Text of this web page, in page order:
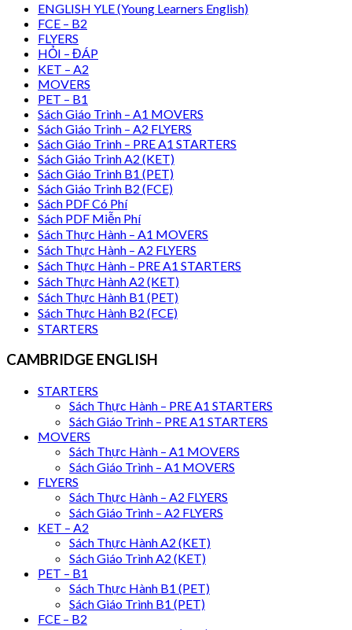
ENGLISH YLE (Young Learners English)
FCE – B2
FLYERS
HỎI – ĐÁP
KET – A2
MOVERS
PET – B1
Sách Giáo Trình – A1 MOVERS
Sách Giáo Trình – A2 FLYERS
Sách Giáo Trình – PRE A1 STARTERS
Sách Giáo Trình A2 (KET)
Sách Giáo Trình B1 (PET)
Sách Giáo Trình B2 (FCE)
Sách PDF Có Phí
Sách PDF Miễn Phí
Sách Thực Hành – A1 MOVERS
Sách Thực Hành – A2 FLYERS
Sách Thực Hành – PRE A1 STARTERS
Sách Thực Hành A2 (KET)
Sách Thực Hành B1 (PET)
Sách Thực Hành B2 (FCE)
STARTERS
CAMBRIDGE ENGLISH
STARTERS
Sách Thực Hành – PRE A1 STARTERS
Sách Giáo Trình – PRE A1 STARTERS
MOVERS
Sách Thực Hành – A1 MOVERS
Sách Giáo Trình – A1 MOVERS
FLYERS
Sách Thực Hành – A2 FLYERS
Sách Giáo Trình – A2 FLYERS
KET – A2
Sách Thực Hành A2 (KET)
Sách Giáo Trình A2 (KET)
PET – B1
Sách Thực Hành B1 (PET)
Sách Giáo Trình B1 (PET)
FCE – B2